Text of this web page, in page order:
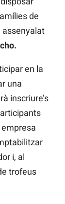
de
assenyalat
en la
una
inscriure’s
i, al
trofeus